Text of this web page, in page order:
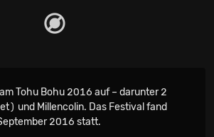
Tohu Bohu 2016 auf – darunter 2
und Millencolin. Das Festival fand
2016 statt.